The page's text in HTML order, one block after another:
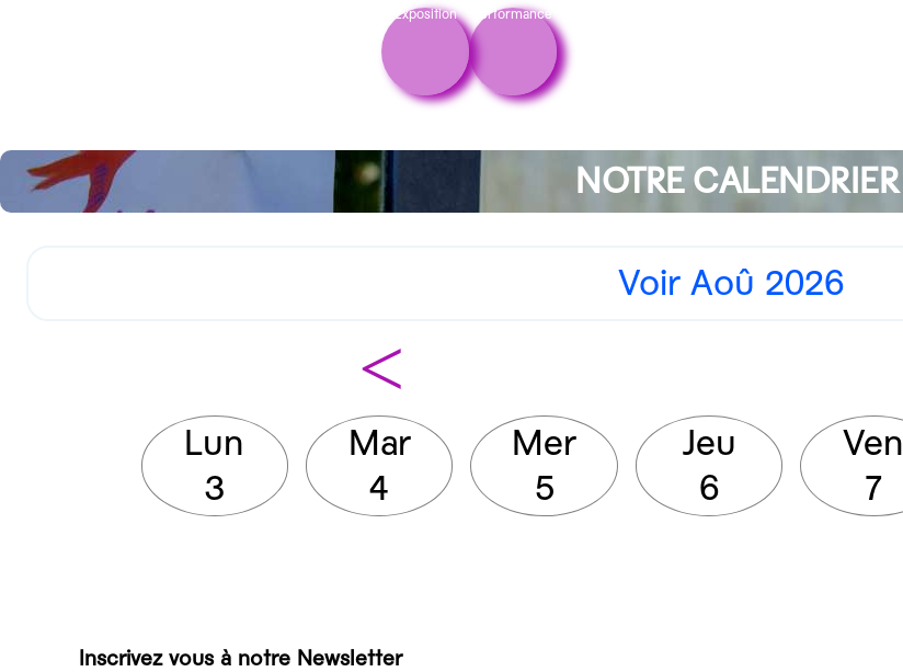
Exposition Performance
NOTRE CALENDRIER
Voir Aoû 2026
<
Lun
3
Mar
4
Mer
5
Jeu
6
Ven
7
Inscrivez vous à notre Newsletter